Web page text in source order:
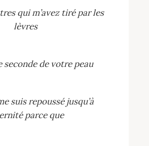
qui m’avez tiré par les
lèvres
seconde de votre peau
parce que